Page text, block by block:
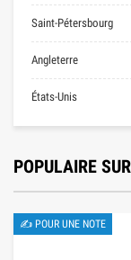
Saint-Pétersbourg
Angleterre
États-Unis
POPULAIRE
✍ POUR UNE NOTE